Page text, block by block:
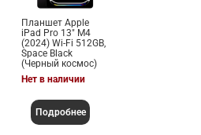
Планшет Apple
iPad Pro 13" M4
(2024) Wi-Fi 512GB,
Space Black
(Черный космос)
Нет в наличии
Подробнее